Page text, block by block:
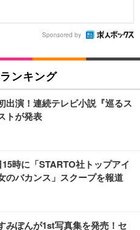
Sponsored by
ンキング
出演！連続テレビ小説『巡るス
トが発表
15時に「STARTO社トップアイ
のバカンス」スクープを報道
みぽんが1st写真集を発売！セ